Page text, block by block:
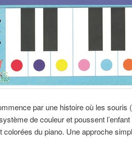
par une histoire où les souris
de couleur et poussent
colorées du piano. Une approche